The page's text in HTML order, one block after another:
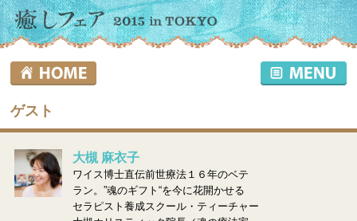
ゲスト
大槻 麻衣子
ワイス博士直伝前世療法１６年のベテ
ラン。”魂のギフト“を今に花開かせる
セラピスト養成スクール・ティーチャー